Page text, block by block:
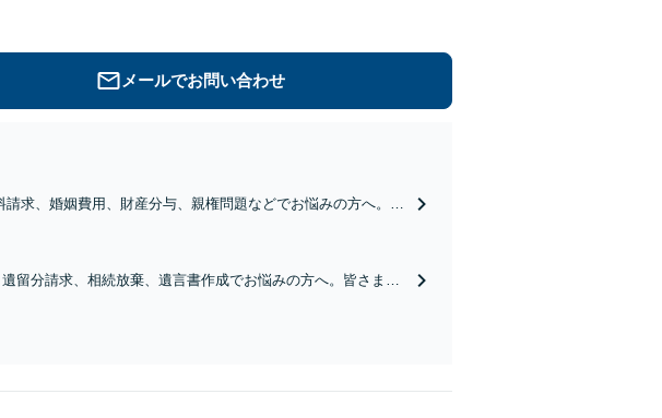
メールでお問い合わせ
求、婚姻費用、財産分与、親権問題などでお悩みの方へ。丁
留分請求、相続放棄、遺言書作成でお悩みの方へ。皆さまの